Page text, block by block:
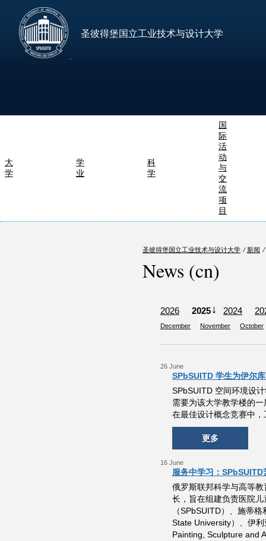
圣彼得堡国立工业技术与设计大学
大
学
学
业
科
学
国
际
活
动
与
交
流
项
目
圣彼得堡国立工业技术与设计大学 ⁄ 新闻 ⁄
News (cn)
2026 2025 2024
December November October
26 June
SPbSUITD 学生为伊尔
SPbSUITD 空间环境设
需要为该大学教学楼的
在最佳设计概念竞赛中
更多
16 June
服务中学习：
俄罗斯联邦科学与高等
长，旨在组建负责医院
（SPbSUITD）、施蒂
State University）、伊
Painting, Sculpture and